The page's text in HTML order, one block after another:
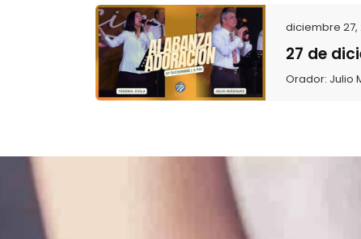
diciembre 27,
27 de
Orador: Julio